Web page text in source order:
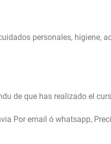
personales, higiene,
de que has realizado el
Por email ó whatsapp,